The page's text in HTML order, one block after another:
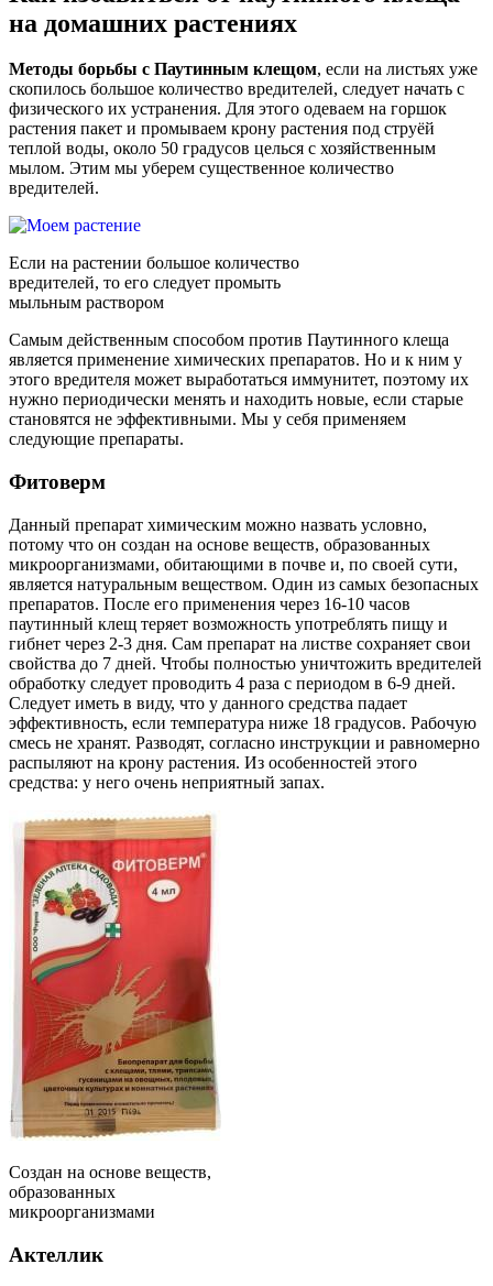
на домашних растениях
Методы борьбы с Паутинным клещом, если на листьях уже
скопилось большое количество вредителей, следует начать с
физического их устранения. Для этого одеваем на горшок
растения пакет и промываем крону растения под струёй
теплой воды, около 50 градусов целься с хозяйственным
мылом. Этим мы уберем существенное количество
вредителей.
Если на растении большое количество
вредителей, то его следует промыть
мыльным раствором
Самым действенным способом против Паутинного клеща
является применение химических препаратов. Но и к ним у
этого вредителя может выработаться иммунитет, поэтому их
нужно периодически менять и находить новые, если старые
становятся не эффективными. Мы у себя применяем
следующие препараты.
Фитоверм
Данный препарат химическим можно назвать условно,
потому что он создан на основе веществ, образованных
микроорганизмами, обитающими в почве и, по своей сути,
является натуральным веществом. Один из самых безопасных
препаратов. После его применения через 16-10 часов
паутинный клещ теряет возможность употреблять пищу и
гибнет через 2-3 дня. Сам препарат на листве сохраняет свои
свойства до 7 дней. Чтобы полностью уничтожить вредителей
обработку следует проводить 4 раза с периодом в 6-9 дней.
Следует иметь в виду, что у данного средства падает
эффективность, если температура ниже 18 градусов. Рабочую
смесь не хранят. Разводят, согласно инструкции и равномерно
распыляют на крону растения. Из особенностей этого
средства: у него очень неприятный запах.
Создан на основе веществ,
образованных
микроорганизмами
Актеллик